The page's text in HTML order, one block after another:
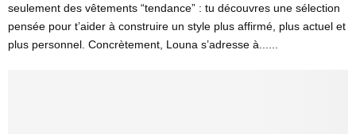
seulement des vêtements “tendance” : tu découvres une sélection
pensée pour t’aider à construire un style plus affirmé, plus actuel et
plus personnel. Concrètement, Louna s’adresse à......